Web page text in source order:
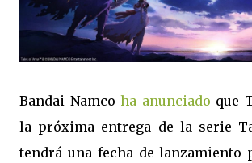
Bandai Namcoha anunciado que
la próxima entrega de la serie
tendrá una fecha de lanzamiento